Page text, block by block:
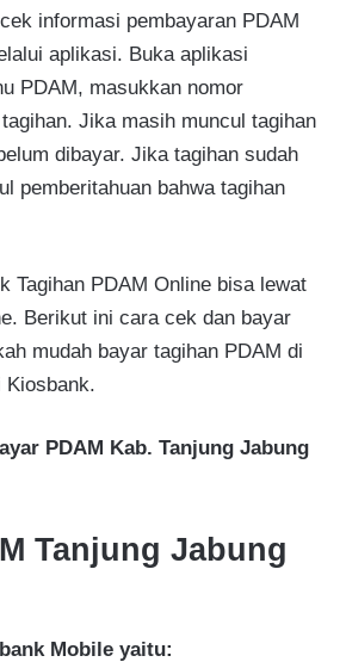
informasi pembayaran PDAM
aplikasi. Buka aplikasi
PDAM, masukkan nomor
Jika masih muncul tagihan
dibayar. Jika tagihan sudah
pemberitahuan bahwa tagihan
Tagihan PDAM Online bisa lewat
Berikut ini cara cek dan bayar
mudah bayar tagihan PDAM di
Kiosbank.
PDAM Kab. Tanjung Jabung
Tanjung Jabung
Mobile yaitu: